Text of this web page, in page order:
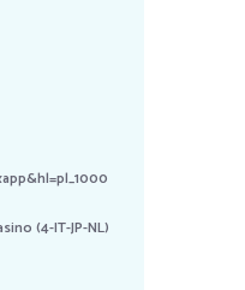
(4-IT-JP-NL)